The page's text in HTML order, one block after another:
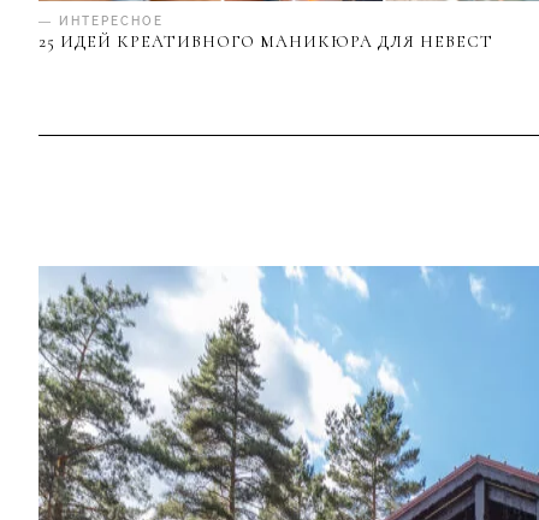
— ИНТЕРЕСНОЕ
25 ИДЕЙ КРЕАТИВНОГО МАНИКЮРА ДЛЯ НЕВЕСТ